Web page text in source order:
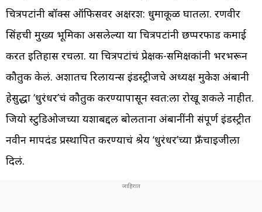
चित्रपटांनी बॉक्स ऑफिसवर अक्षरश: धुमाकूळ घातला. रणवीर
सिंहची मुख्य भूमिका असलेल्या या चित्रपटांनी छप्परफाड कमाई
करत इतिहास रचला. या चित्रपटांचं प्रेक्षक-समिक्षकांनी भरभरून
कौतुक केलं. अशातच रिलायन्स इंडस्ट्रीजचे अध्यक्ष मुकेश अंबानी
हेसुद्धा ‘धुरंधर’चं कौतुक करण्यापासून स्वत:ला रोखू शकले नाहीत.
जियो स्टुडिओजच्या यशाबद्दल बोलताना अंबानींनी संपूर्ण इंडस्ट्रीत
नवीन मापदंड प्रस्थापित करण्याचं श्रेय ‘धुरंधर’च्या फ्रँचाइजीला
दिलं.